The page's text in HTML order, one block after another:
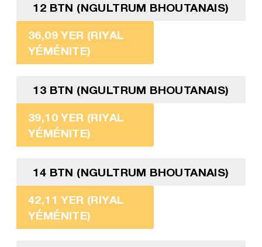
12 BTN (NGULTRUM BHOUTANAIS)
36,09 YER (RIYAL
YÉMÉNITE)
13 BTN (NGULTRUM BHOUTANAIS)
39,10 YER (RIYAL
YÉMÉNITE)
14 BTN (NGULTRUM BHOUTANAIS)
42,11 YER (RIYAL
YÉMÉNITE)